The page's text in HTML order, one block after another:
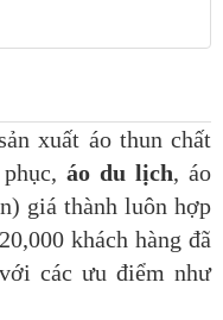
xuất áo thun chất
áo du lịch, áo
giá thành luôn hợp
khách hàng đã
với các ưu điểm như